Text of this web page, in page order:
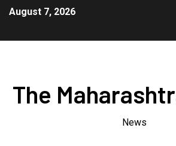
August 7, 2026
The
News